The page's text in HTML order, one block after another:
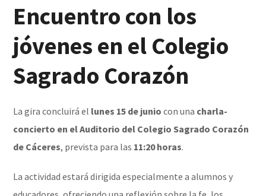
Encuentro con los
jóvenes en el Colegio
Sagrado Corazón
La gira concluirá el lunes 15 de junio con una charla-
concierto en el Auditorio del Colegio Sagrado Corazón
de Cáceres, prevista para las 11:20 horas.
La actividad estará dirigida especialmente a alumnos y